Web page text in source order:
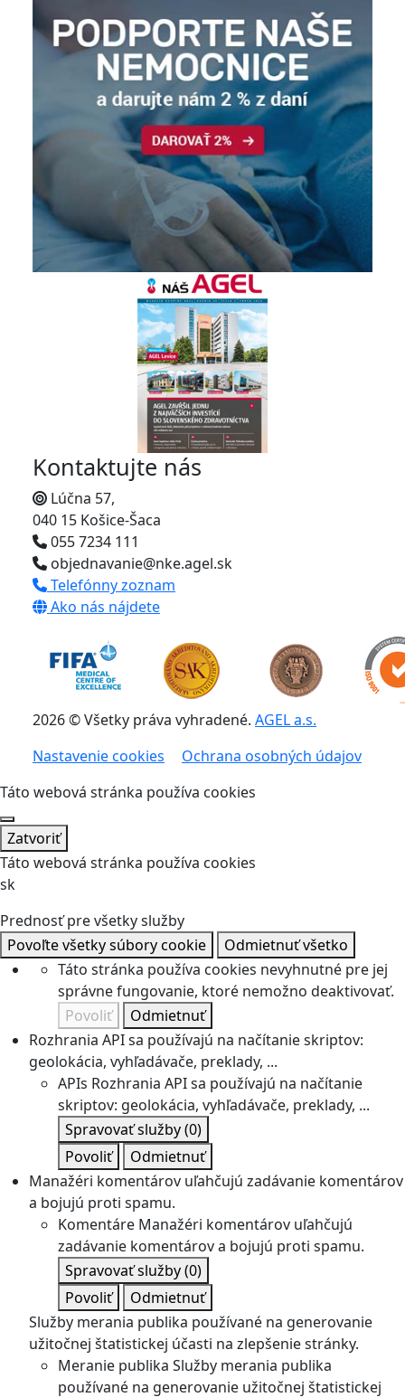
Kontaktujte nás
Lúčna 57,
040 15 Košice-Šaca
055 7234 111
objednavanie@nke.agel.sk
Telefónny zoznam
Ako nás nájdete
2026 © Všetky práva vyhradené. AGEL a.s.
Nastavenie cookies
Ochrana osobných údajov
Táto webová stránka používa cookies
Zatvoriť
Táto webová stránka používa cookies
sk
Prednosť pre všetky služby
Povoľte všetky súbory cookie
Odmietnuť všetko
Táto stránka používa cookies nevyhnutné pre jej
správne fungovanie, ktoré nemožno deaktivovať.
Povoliť
Odmietnuť
Rozhrania API sa používajú na načítanie skriptov:
geolokácia, vyhľadávače, preklady, ...
APIs Rozhrania API sa používajú na načítanie
skriptov: geolokácia, vyhľadávače, preklady, ...
Spravovať služby(0)
Povoliť
Odmietnuť
Manažéri komentárov uľahčujú zadávanie komentárov
a bojujú proti spamu.
Komentáre Manažéri komentárov uľahčujú
zadávanie komentárov a bojujú proti spamu.
Spravovať služby(0)
Povoliť
Odmietnuť
Služby merania publika používané na generovanie
užitočnej štatistickej účasti na zlepšenie stránky.
Meranie publika Služby merania publika
používané na generovanie užitočnej štatistickej